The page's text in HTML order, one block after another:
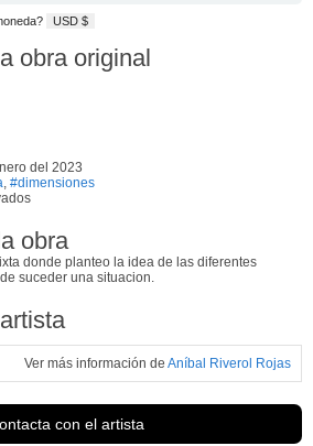
USD $
obra original
del 2023
, #dimensiones
obra
donde planteo la idea de las diferentes
suceder una situacion.
Ver más información de Aníbal Riverol Rojas
con el artista